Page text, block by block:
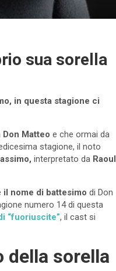
sua sorella
in questa stagione ci
Don Matteo e che ormai da
stagione, il noto
interpretato da Raoul
il nome di battesimo di Don
numero 14 di questa
“fuoriuscite”, il cast si
della sorella